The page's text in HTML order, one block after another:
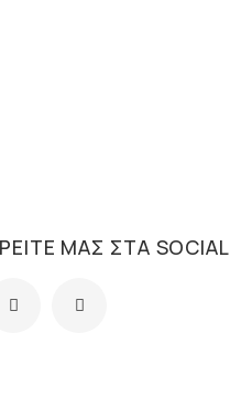
ΜΑΣ ΣΤΑ SOCIAL